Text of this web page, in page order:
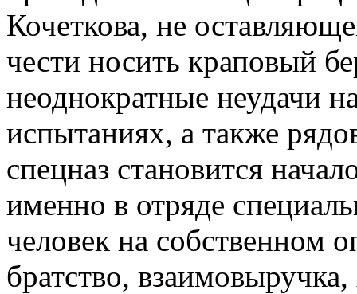
Кочеткова, не
чести носить краповый
неоднократные неудачи
испытаниях, а также
спецназ становится
именно в отряде
человек на собственном
братство,